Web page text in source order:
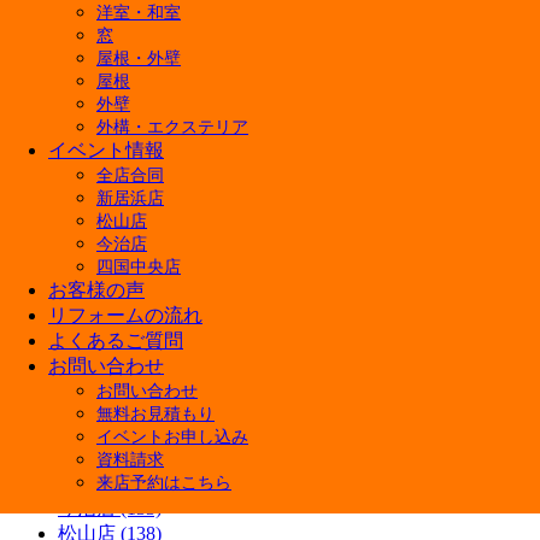
開
洋室・和室
窓
屋根・外壁
屋根
外壁
外構・エクステリア
イベント情報
全店合同
新居浜店
松山店
今治店
四国中央店
お客様の声
リフォームの流れ
よくあるご質問
お問い合わせ
お問い合わせ
無料お見積もり
イベントお申し込み
資料請求
来店予約はこちら
屋根リフォームの補助金はいくらもらえる？対象
【6月27日・28日開催】4店舗合同！決算在庫処
今週末 家族みんなで楽しめる「住まいる博」開催
【費用相場】タンク一体型トイレの便座交換は可
戸建てフルリノベーションで後悔しない！建て替
暑くなる前にやっておきたい！窓の断熱リフォー
キッチンリフォームはDIYでどこまで可能？メリ
カテゴリー
快眠リフォーム (3)
ペットと暮らす幸せリフォーム (5)
商品紹介 (3)
施工ブログ (5)
補助金 (7)
Youtube (7)
イベント情報 (38)
施工事例 (13)
新居浜店 (145)
四国中央店 (133)
松山店 (138)